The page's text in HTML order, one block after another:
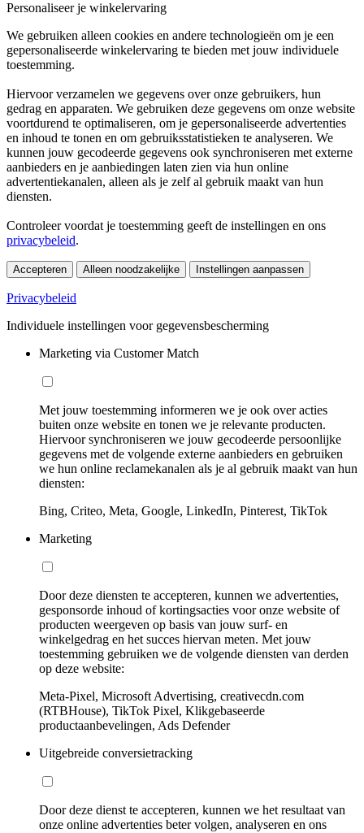
Personaliseer je winkelervaring
We gebruiken alleen cookies en andere technologieën om je een
gepersonaliseerde winkelervaring te bieden met jouw individuele
toestemming.
Hiervoor verzamelen we gegevens over onze gebruikers, hun
gedrag en apparaten. We gebruiken deze gegevens om onze website
voortdurend te optimaliseren, om je gepersonaliseerde advertenties
en inhoud te tonen en om gebruiksstatistieken te analyseren. We
kunnen jouw gecodeerde gegevens ook synchroniseren met externe
aanbieders en je aanbiedingen laten zien via hun online
advertentiekanalen, alleen als je zelf al gebruik maakt van hun
diensten.
Controleer voordat je toestemming geeft de instellingen en ons
privacybeleid.
Accepteren Alleen noodzakelijke Instellingen aanpassen
Privacybeleid
Individuele instellingen voor gegevensbescherming
Marketing via Customer Match
Met jouw toestemming informeren we je ook over acties
buiten onze website en tonen we je relevante producten.
Hiervoor synchroniseren we jouw gecodeerde persoonlijke
gegevens met de volgende externe aanbieders en gebruiken
we hun online reclamekanalen als je al gebruik maakt van hun
diensten:
Bing, Criteo, Meta, Google, LinkedIn, Pinterest, TikTok
Marketing
Door deze diensten te accepteren, kunnen we advertenties,
gesponsorde inhoud of kortingsacties voor onze website of
producten weergeven op basis van jouw surf- en
winkelgedrag en het succes hiervan meten. Met jouw
toestemming gebruiken we de volgende diensten van derden
op deze website:
Meta-Pixel, Microsoft Advertising, creativecdn.com
(RTBHouse), TikTok Pixel, Klikgebaseerde
productaanbevelingen, Ads Defender
Uitgebreide conversietracking
Door deze dienst te accepteren, kunnen we het resultaat van
onze online advertenties beter volgen, analyseren en ons